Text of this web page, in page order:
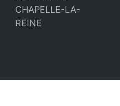
CHAPELLE-LA-
REINE